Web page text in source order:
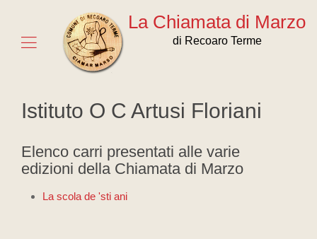
La Chiamata di Marzo
di Recoaro Terme
Istituto O C Artusi Floriani
Elenco carri presentati alle varie
edizioni della Chiamata di Marzo
La scola de 'sti ani